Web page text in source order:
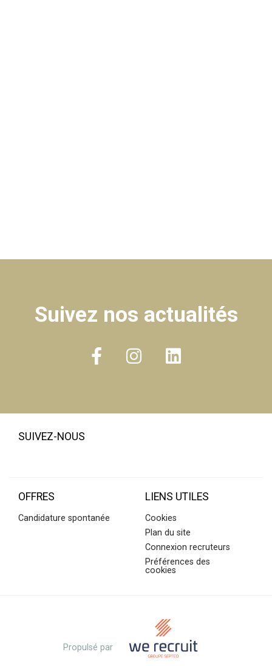
Suivez nos actualités
SUIVEZ-NOUS
OFFRES
Candidature spontanée
LIENS UTILES
Cookies
Plan du site
Connexion recruteurs
Préférences des
cookies
Propulsé par